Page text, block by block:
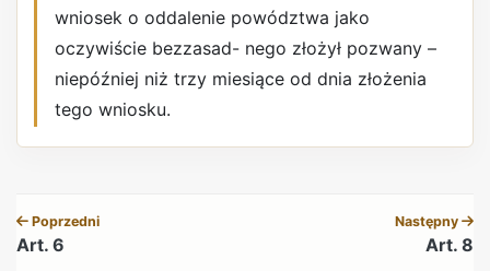
wniosek o oddalenie powództwa jako
oczywiście bezzasad- nego złożył pozwany –
niepóźniej niż trzy miesiące od dnia złożenia
tego wniosku.
Poprzedni
Art. 6
Następny
Art. 8